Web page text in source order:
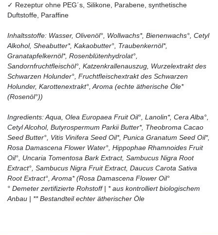
✓ Rezeptur ohne PEG´s, Silikone, Parabene, synthetische
Duftstoffe, Paraffine
Inhaltsstoffe: Wasser, Olivenöl°, Wollwachs*, Bienenwachs°, Cetyl
Alkohol, Sheabutter*, Kakaobutter°, Traubenkernöl*,
Granatapfelkernöl*, Rosenblütenhydrolat°,
Sandornfruchtfleischöl°, Katzenkrallenauszug, Wurzelextrakt des
Schwarzen Holunder°, Fruchtfleischextrakt des Schwarzen
Holunder, Karottenextrakt°, Aroma (echte ätherische Öle*
(Rosenöl°))
Ingredients: Aqua, Olea Europaea Fruit Oil°, Lanolin*, Cera Alba°,
Cetyl Alcohol, Butyrospermum Parkii Butter*, Theobroma Cacao
Seed Butter°, Vitis Vinifera Seed Oil*, Punica Granatum Seed Oil*,
Rosa Damascena Flower Water°, Hippophae Rhamnoides Fruit
Oil°, Uncaria Tomentosa Bark Extract, Sambucus Nigra Root
Extract°, Sambucus Nigra Fruit Extract, Daucus Carota Sativa
Root Extract°, Aroma* (Rosa Damascena Flower Oil°
° Demeter zertifizierte Rohstoff | * aus kontrolliert biologischem
Anbau | ** Bestandteil echter ätherischer Öle